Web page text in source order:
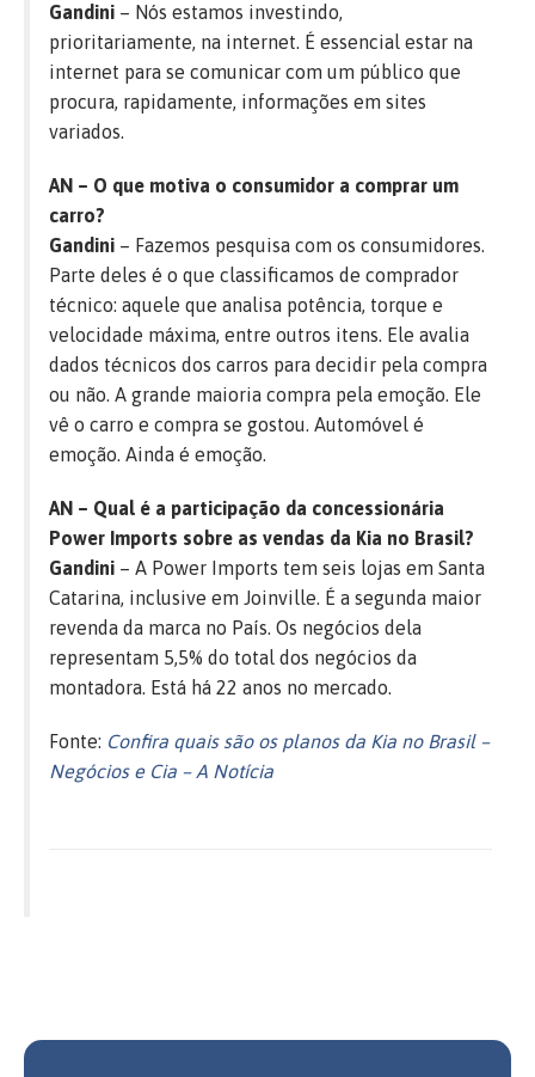
Gandini – Nós estamos investindo,
prioritariamente, na internet. É essencial estar na
internet para se comunicar com um público que
procura, rapidamente, informações em sites
variados.
AN – O que motiva o consumidor a comprar um
carro?
Gandini – Fazemos pesquisa com os consumidores.
Parte deles é o que classificamos de comprador
técnico: aquele que analisa potência, torque e
velocidade máxima, entre outros itens. Ele avalia
dados técnicos dos carros para decidir pela compra
ou não. A grande maioria compra pela emoção. Ele
vê o carro e compra se gostou. Automóvel é
emoção. Ainda é emoção.
AN – Qual é a participação da concessionária
Power Imports sobre as vendas da Kia no Brasil?
Gandini – A Power Imports tem seis lojas em Santa
Catarina, inclusive em Joinville. É a segunda maior
revenda da marca no País. Os negócios dela
representam 5,5% do total dos negócios da
montadora. Está há 22 anos no mercado.
Fonte: Confira quais são os planos da Kia no Brasil –
Negócios e Cia – A Notícia